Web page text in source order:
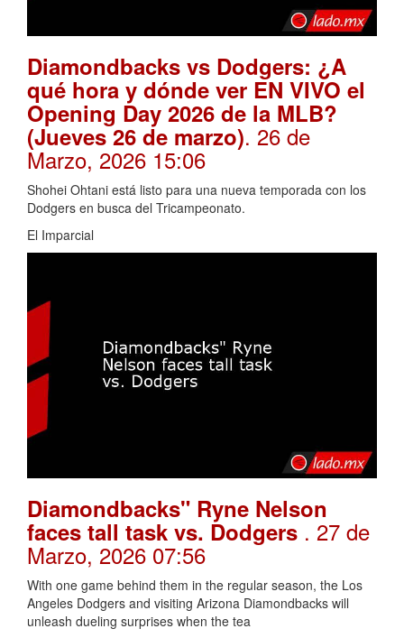
Diamondbacks vs Dodgers: ¿A
qué hora y dónde ver EN VIVO el
Opening Day 2026 de la MLB?
(Jueves 26 de marzo). 26 de
Marzo, 2026 15:06
Shohei Ohtani está listo para una nueva temporada con los
Dodgers en busca del Tricampeonato.
El Imparcial
Diamondbacks" Ryne Nelson
faces tall task vs. Dodgers . 27 de
Marzo, 2026 07:56
With one game behind them in the regular season, the Los
Angeles Dodgers and visiting Arizona Diamondbacks will
unleash dueling surprises when the tea